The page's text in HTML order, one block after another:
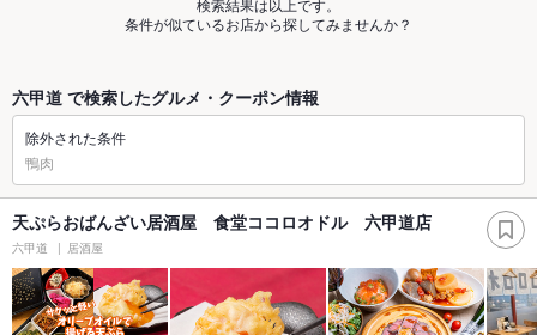
条件が似ているお店から探してみませんか？
六甲道 で検索したグルメ・クーポン情報
除外された条件
鴨肉
天ぷらおばんざい居酒屋 食堂ココロオドル 六甲道店
六甲道 居酒屋